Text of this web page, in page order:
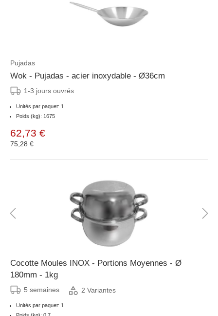
Pujadas
Wok - Pujadas - acier inoxydable - Ø36cm
1-3 jours ouvrés
Unités par paquet: 1
Poids (kg): 1675
62,73 €
75,28 €
Cocotte Moules INOX - Portions Moyennes - Ø
180mm - 1kg
5 semaines 2 Variantes
Unités par paquet: 1